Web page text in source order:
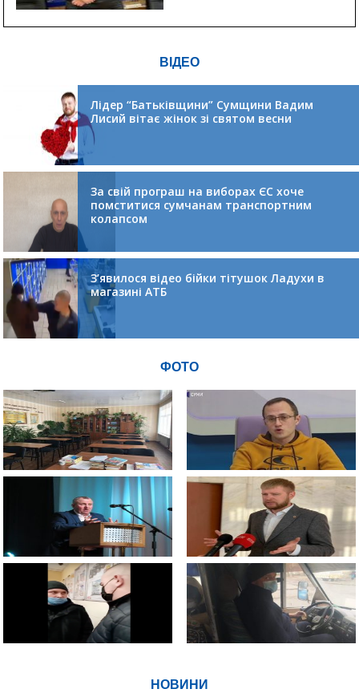
НОВИНИ
ВІДЕО
Лідер “Батьківщини” Сумщини Вадим
Лисий вітає жінок зі святом весни
За свій програш на виборах ЄС хоче
помститися сумчанам транспортним
колапсом
З’явилося відео бійки тітушок Ладухи в
магазині АТБ
ФОТО